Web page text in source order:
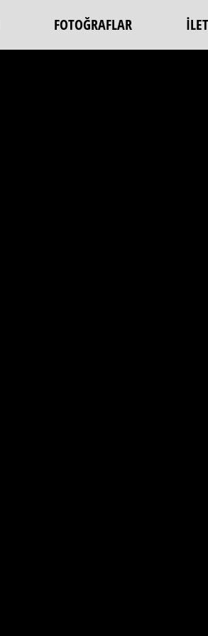
FOTOĞRAFLAR